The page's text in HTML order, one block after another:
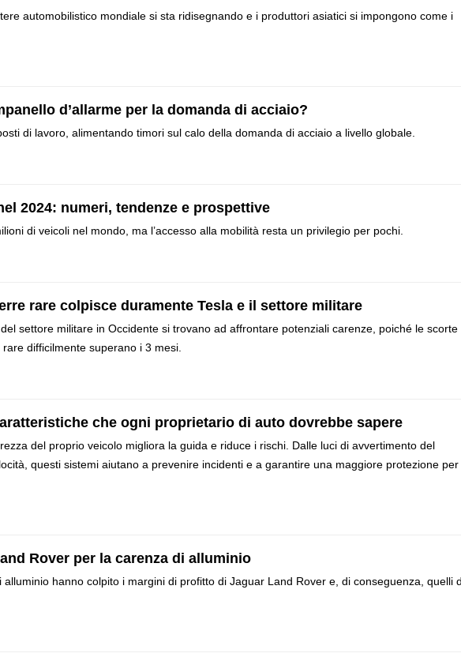
automobilistico mondiale si sta ridisegnando e i produttori asiatici si impongono come i
d’allarme per la domanda di acciaio?
di lavoro, alimentando timori sul calo della domanda di acciaio a livello globale.
2024: numeri, tendenze e prospettive
di veicoli nel mondo, ma l’accesso alla mobilità resta un privilegio per pochi.
rare colpisce duramente Tesla e il settore militare
settore militare in Occidente si trovano ad affrontare potenziali carenze, poiché le scorte
difficilmente superano i 3 mesi.
che ogni proprietario di auto dovrebbe sapere
del proprio veicolo migliora la guida e riduce i rischi. Dalle luci di avvertimento del
questi sistemi aiutano a prevenire incidenti e a garantire una maggiore protezione per
Rover per la carenza di alluminio
hanno colpito i margini di profitto di Jaguar Land Rover e, di conseguenza, quelli